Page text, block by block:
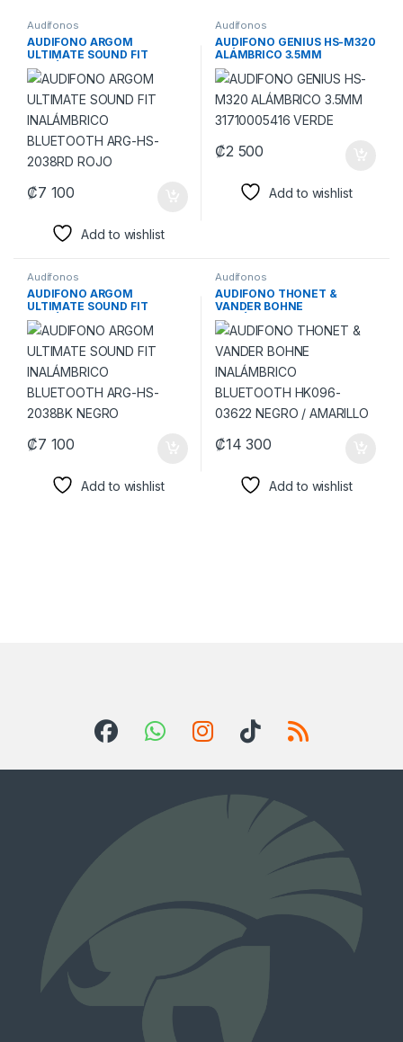
Audífonos
AUDIFONO ARGOM
ULTIMATE SOUND FIT
INALÁMBRICO BLUETOOTH
ARG-HS-2038RD ROJO
₡7 100
Add to wishlist
Audífonos
AUDIFONO GENIUS HS-M320
ALÁMBRICO 3.5MM
31710005416 VERDE
₡2 500
Add to wishlist
Audífonos
AUDIFONO ARGOM
ULTIMATE SOUND FIT
INALÁMBRICO BLUETOOTH
ARG-HS-2038BK NEGRO
₡7 100
Add to wishlist
Audífonos
AUDIFONO THONET &
VANDER BOHNE
INALÁMBRICO BLUETOOTH
HK096-03622 NEGRO /
AMARILLO
₡14 300
Add to wishlist